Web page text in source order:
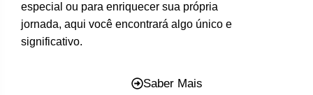
especial ou para enriquecer sua própria
jornada, aqui você encontrará algo único e
significativo.
Saber Mais